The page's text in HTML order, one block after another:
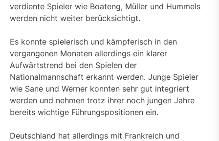
verdiente Spieler wie Boateng, Müller und Hummels
werden nicht weiter berücksichtigt.
Es konnte spielerisch und kämpferisch in den
vergangenen Monaten allerdings ein klarer
Aufwärtstrend bei den Spielen der
Nationalmannschaft erkannt werden. Junge Spieler
wie Sane und Werner konnten sehr gut integriert
werden und nehmen trotz ihrer noch jungen Jahre
bereits wichtige Führungspositionen ein.
Deutschland hat allerdings mit Frankreich und